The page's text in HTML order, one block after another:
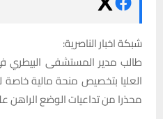
شبكة اخبار الناصرية:
طالب مدير المستشفى البيطري
العليا بتخصيص منحة مالية خاصة
محذرا من تداعيات الوضع الراهن